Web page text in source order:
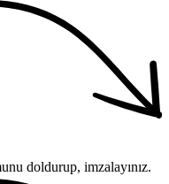
doldurup, imzalayınız.